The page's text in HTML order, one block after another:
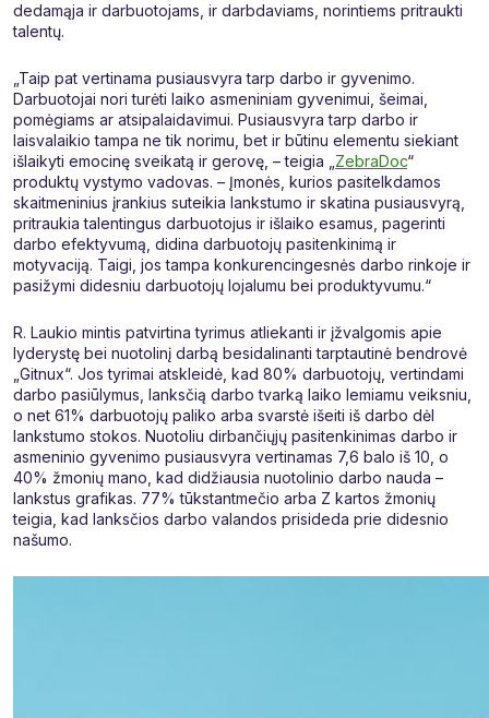
dedamąja ir darbuotojams, ir darbdaviams, norintiems pritraukti
talentų.
„Taip pat vertinama pusiausvyra tarp darbo ir gyvenimo.
Darbuotojai nori turėti laiko asmeniniam gyvenimui, šeimai,
pomėgiams ar atsipalaidavimui. Pusiausvyra tarp darbo ir
laisvalaikio tampa ne tik norimu, bet ir būtinu elementu siekiant
išlaikyti emocinę sveikatą ir gerovę, – teigia „ ZebraDoc“
produktų vystymo vadovas. – Įmonės, kurios pasitelkdamos
skaitmeninius įrankius suteikia lankstumo ir skatina pusiausvyrą,
pritraukia talentingus darbuotojus ir išlaiko esamus, pagerinti
darbo efektyvumą, didina darbuotojų pasitenkinimą ir
motyvaciją. Taigi, jos tampa konkurencingesnės darbo rinkoje ir
pasižymi didesniu darbuotojų lojalumu bei produktyvumu.“
R. Laukio mintis patvirtina tyrimus atliekanti ir įžvalgomis apie
lyderystę bei nuotolinį darbą besidalinanti tarptautinė bendrovė
„Gitnux“. Jos tyrimai atskleidė, kad 80% darbuotojų, vertindami
darbo pasiūlymus, lanksčią darbo tvarką laiko lemiamu veiksniu,
o net 61% darbuotojų paliko arba svarstė išeiti iš darbo dėl
lankstumo stokos. Nuotoliu dirbančiųjų pasitenkinimas darbo ir
asmeninio gyvenimo pusiausvyra vertinamas 7,6 balo iš 10, o
40% žmonių mano, kad didžiausia nuotolinio darbo nauda –
lankstus grafikas. 77% tūkstantmečio arba Z kartos žmonių
teigia, kad lanksčios darbo valandos prisideda prie didesnio
našumo.